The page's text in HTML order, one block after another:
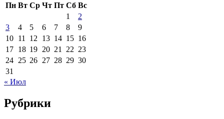
Пн Вт Ср Чт Пт Сб Вс
1
2
3
4 5 6 7 8
9
10 11 12 13 14 15 16
17 18 19 20 21 22 23
24 25 26 27 28 29 30
31
« Июл
Рубрики